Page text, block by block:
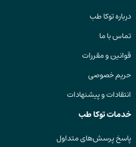
درباره توکا طب
تماس با ما
قوانین و مقررات
حریم خصوصی
انتقادات و پیشنهادات
خدمات توکا طب
پاسخ پرسش‌های متداول